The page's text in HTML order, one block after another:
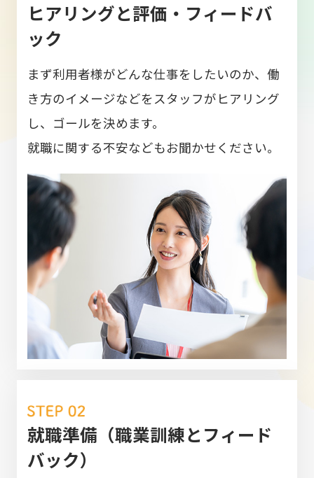
ヒアリングと評価・フィードバ
ック
まず利用者様がどんな仕事をしたいのか、働
き方のイメージなどをスタッフがヒアリング
し、ゴールを決めます。
就職に関する不安などもお聞かせください。
就職準備（職業訓練とフィード
バック）